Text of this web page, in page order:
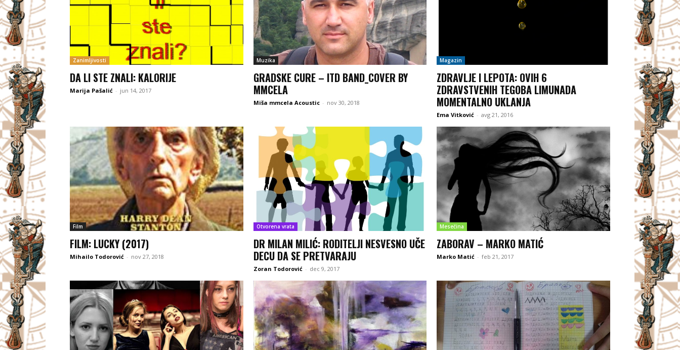
Zanimljivosti
DA LI STE ZNALI: KALORIJE
Marija Pašalić - jun 14, 2017
Muzika
GRADSKE CURE – ITD BAND_COVER BY
MMCELA
Miša mmcela Acoustic - nov 30, 2018
Magazin
ZDRAVLJE I LEPOTA: OVIH 6
ZDRAVSTVENIH TEGOBA LIMUNADA
MOMENTALNO UKLANJA
Ema Vitković - avg 21, 2016
Film
FILM: LUCKY (2017)
Mihailo Todorović - nov 27, 2018
Otvorena vrata
DR MILAN MILIĆ: RODITELJI NESVESNO UČE
DECU DA SE PRETVARAJU
Zoran Todorović - dec 9, 2017
Mesečina
ZABORAV – MARKO MATIĆ
Marko Matić - feb 21, 2017